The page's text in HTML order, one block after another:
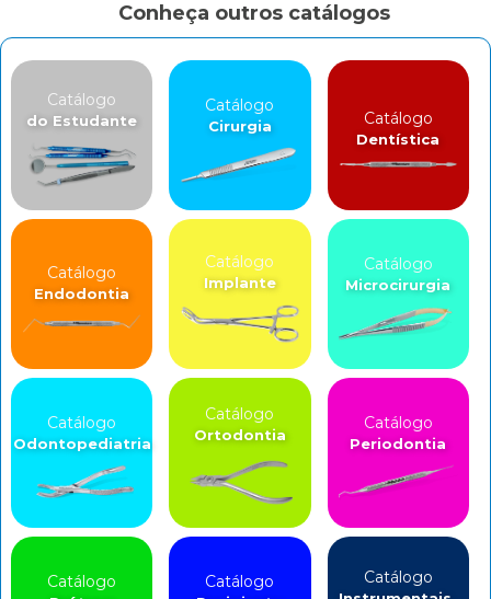
Conheça outros catálogos
Catálogo
do Estudante
Catálogo
Cirurgia Catálogo
Dentística
Catálogo
Endodontia
Catálogo
Implante
Catálogo
Microcirurgia
Catálogo
Odontopediatria
Catálogo
Ortodontia
Catálogo
Periodontia
Catálogo Catálogo Catálogo